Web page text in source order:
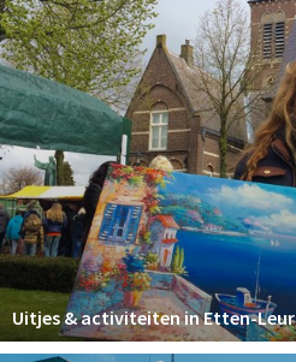
Uitjes & activiteiten in Etten-Leur